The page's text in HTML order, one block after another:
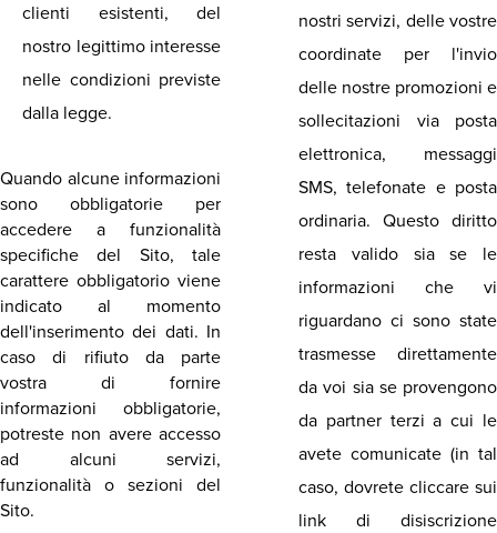
clienti esistenti, del
nostro legittimo interesse
nelle condizioni previste
dalla legge.
Quando alcune informazioni
sono obbligatorie per
accedere a funzionalità
specifiche del Sito, tale
carattere obbligatorio viene
indicato al momento
dell'inserimento dei dati. In
caso di rifiuto da parte
vostra di fornire
informazioni obbligatorie,
potreste non avere accesso
ad alcuni servizi,
funzionalità o sezioni del
Sito.
nostri servizi, delle vostre
coordinate per l'invio
delle nostre promozioni e
sollecitazioni via posta
elettronica, messaggi
SMS, telefonate e posta
ordinaria. Questo diritto
resta valido sia se le
informazioni che vi
riguardano ci sono state
trasmesse direttamente
da voi sia se provengono
da partner terzi a cui le
avete comunicate (in tal
caso, dovrete cliccare sui
link di disiscrizione